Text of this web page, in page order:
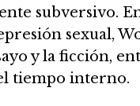
subversivo.
sexual,
y la ficción,
tiempo interno.